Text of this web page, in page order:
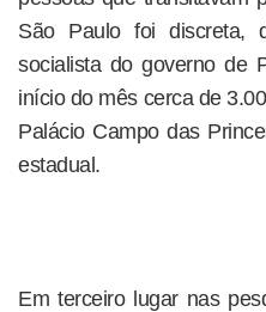
São Paulo foi discreta,
socialista do governo de
início do mês cerca de
Palácio Campo das
estadual.
Em terceiro lugar nas